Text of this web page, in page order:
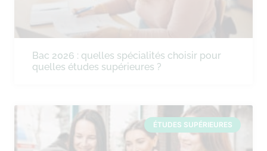
Bac 2026 : quelles spécialités choisir pour
quelles études supérieures ?
ÉTUDES SUPÉRIEURES